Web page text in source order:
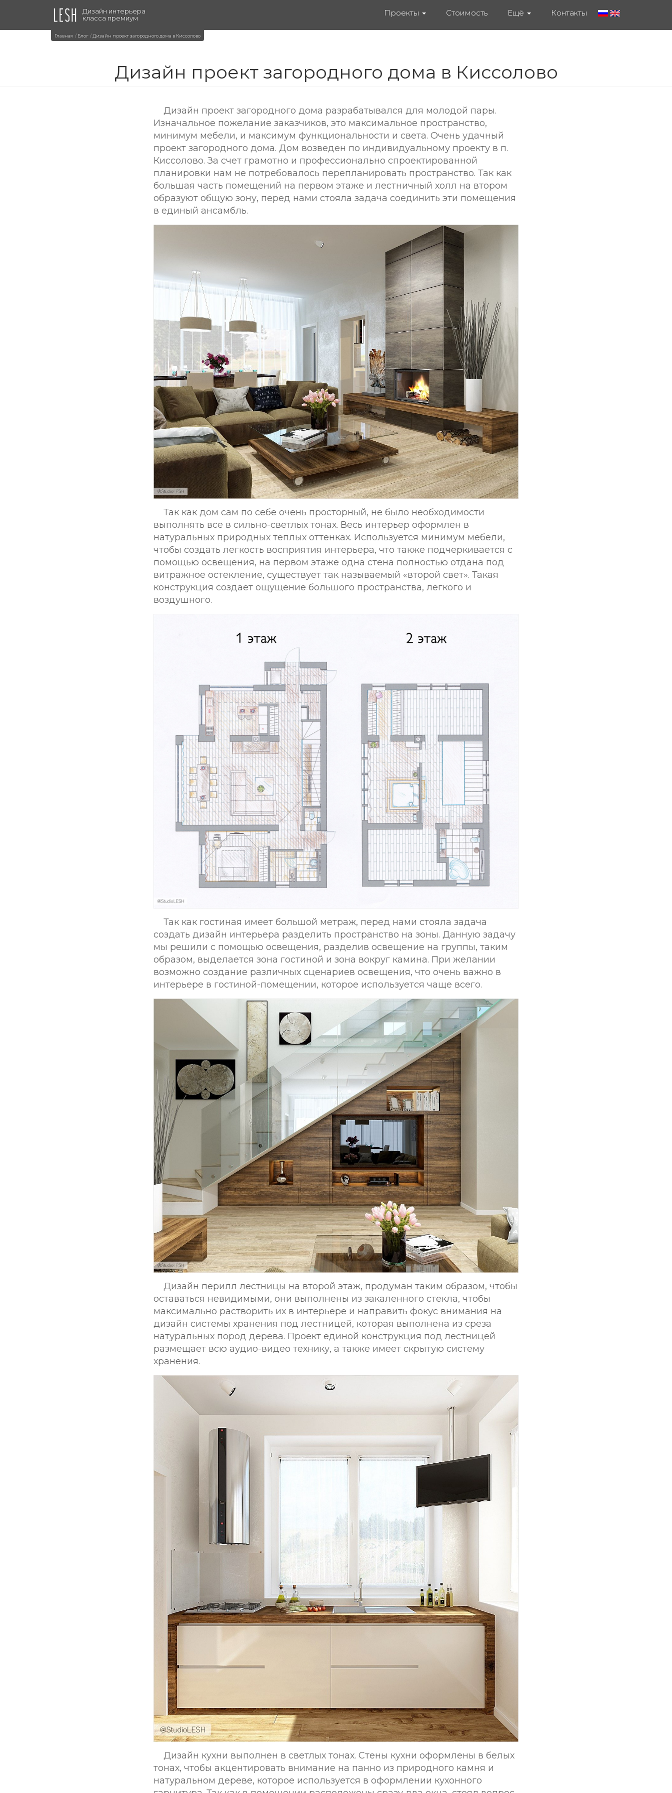
Дизайн интерьера
класса премиум
Проекты Стоимость Ещё Контакты
Главная Блог Дизайн проект загородного дома в Киссолово
Дизайн проект загородного дома в Киссолово
Дизайн проект загородного дома разрабатывался для молодой пары.
Изначальное пожелание заказчиков, это максимальное пространство,
минимум мебели, и максимум функциональности и света. Очень удачный
проект загородного дома. Дом возведен по индивидуальному проекту в п.
Киссолово. За счет грамотно и профессионально спроектированной
планировки нам не потребовалось перепланировать пространство. Так как
большая часть помещений на первом этаже и лестничный холл на втором
образуют общую зону, перед нами стояла задача соединить эти помещения
в единый ансамбль.
Так как дом сам по себе очень просторный, не было необходимости
выполнять все в сильно-светлых тонах. Весь интерьер оформлен в
натуральных природных теплых оттенках. Используется минимум мебели,
чтобы создать легкость восприятия интерьера, что также подчеркивается с
помощью освещения, на первом этаже одна стена полностью отдана под
витражное остекление, существует так называемый «второй свет». Такая
конструкция создает ощущение большого пространства, легкого и
воздушного.
Так как гостиная имеет большой метраж, перед нами стояла задача
создать дизайн интерьера разделить пространство на зоны. Данную задачу
мы решили с помощью освещения, разделив освещение на группы, таким
образом, выделается зона гостиной и зона вокруг камина. При желании
возможно создание различных сценариев освещения, что очень важно в
интерьере в гостиной-помещении, которое используется чаще всего.
Дизайн перилл лестницы на второй этаж, продуман таким образом, чтобы
оставаться невидимыми, они выполнены из закаленного стекла, чтобы
максимально растворить их в интерьере и направить фокус внимания на
дизайн системы хранения под лестницей, которая выполнена из среза
натуральных пород дерева. Проект единой конструкция под лестницей
размещает всю аудио-видео технику, а также имеет скрытую систему
хранения.
Дизайн кухни выполнен в светлых тонах. Стены кухни оформлены в белых
тонах, чтобы акцентировать внимание на панно из природного камня и
натуральном дереве, которое используется в оформлении кухонного